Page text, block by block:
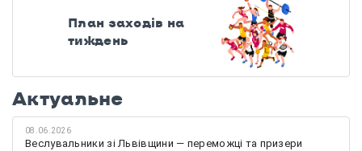
План заходів на
тиждень
Актуальне
08.06.2026
Веслувальники зі Львівщини — переможці та призери